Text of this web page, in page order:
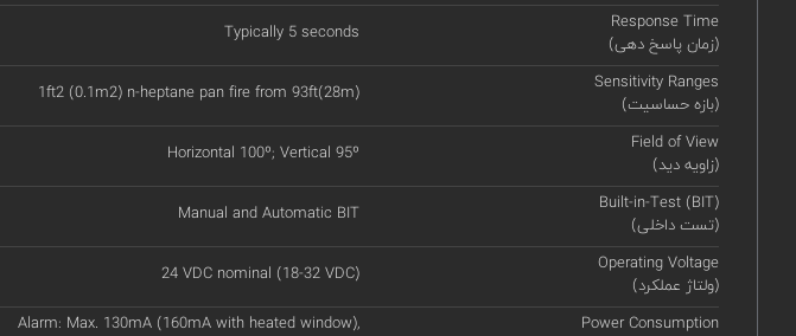
Response Time
(زمان پاسخ دهی)
Typically 5 seconds
Sensitivity Ranges
(بازه حساسیت)
1ft2 (0.1m2) n-heptane pan fire from 93ft(28m)
Field of View
(زاویه دید)
Horizontal 100º; Vertical 95º
Built-in-Test (BIT)
(تست داخلی)
Manual and Automatic BIT
Operating Voltage
(ولتاژ عملکرد)
24 VDC nominal (18-32 VDC)
Power Consumption
Alarm: Max. 130mA (160mA with heated window),